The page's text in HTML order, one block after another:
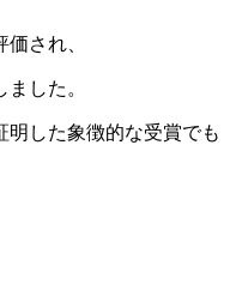
され、
した。
明した象徴的な受賞でも